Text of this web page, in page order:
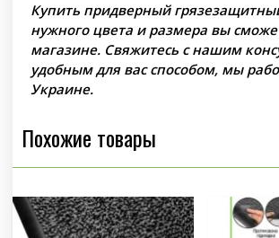
Купить придверный
нужного цвета и размера вы
магазине. Свяжитесь с нашим
удобным для вас способом, мы
Украине.
Похожие товары